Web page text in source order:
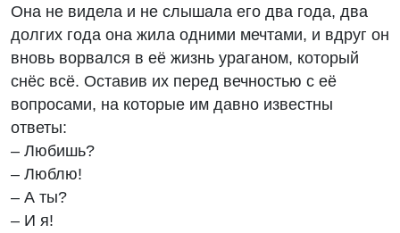
Она не видела и не слышала его два года, два
долгих года она жила одними мечтами, и вдруг он
вновь ворвался в её жизнь ураганом, который
снёс всё. Оставив их перед вечностью с её
вопросами, на которые им давно известны
ответы:
– Любишь?
– Люблю!
– А ты?
– И я!